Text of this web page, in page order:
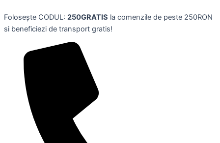
to
content
Folosește CODUL: 250GRATIS la comenzile de peste 250RON
si beneficiezi de transport gratis!